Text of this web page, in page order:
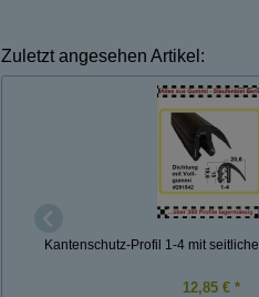
Zuletzt angesehen Artikel:
Kantenschutz-Profil 1-4 mit
12,85 € *